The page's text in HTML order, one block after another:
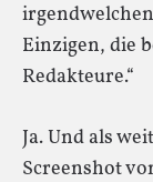
Einzigen, die
Redakteure.“
Ja. Und als
Screenshot